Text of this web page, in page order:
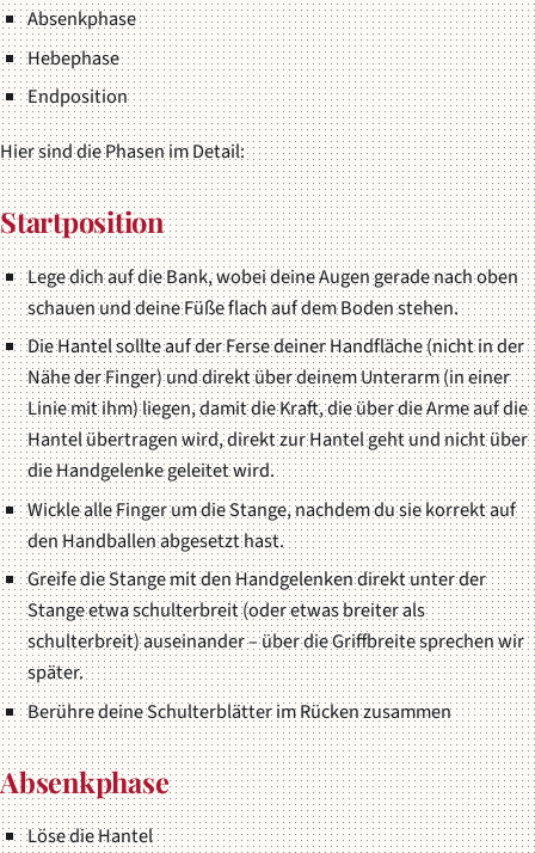
Absenkphase
Hebephase
Endposition
Hier sind die Phasen im Detail:
Startposition
Lege dich auf die Bank, wobei deine Augen gerade nach oben
schauen und deine Füße flach auf dem Boden stehen.
Die Hantel sollte auf der Ferse deiner Handfläche (nicht in der
Nähe der Finger) und direkt über deinem Unterarm (in einer
Linie mit ihm) liegen, damit die Kraft, die über die Arme auf die
Hantel übertragen wird, direkt zur Hantel geht und nicht über
die Handgelenke geleitet wird.
Wickle alle Finger um die Stange, nachdem du sie korrekt auf
den Handballen abgesetzt hast.
Greife die Stange mit den Handgelenken direkt unter der
Stange etwa schulterbreit (oder etwas breiter als
schulterbreit) auseinander – über die Griffbreite sprechen wir
später.
Berühre deine Schulterblätter im Rücken zusammen
Absenkphase
Löse die Hantel